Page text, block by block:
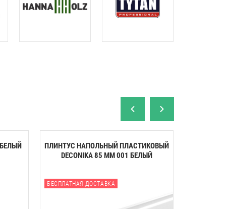
ПЛИНТУС НАПОЛЬНЫЙ ПЛАСТИКОВЫЙ
DECONIKA 85 ММ 001 БЕЛЫЙ
БЕСПЛАТНАЯ ДОСТАВКА